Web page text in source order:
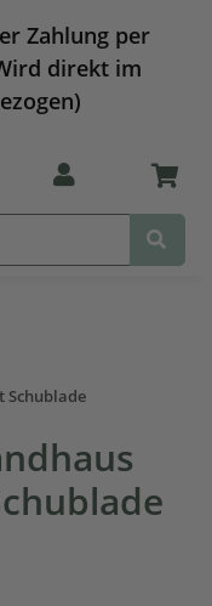
Zahlung per
direkt im
Schublade